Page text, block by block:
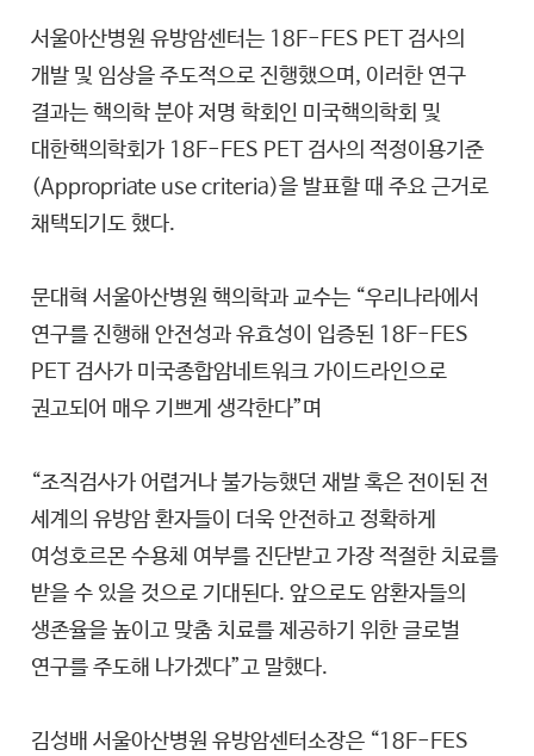
서울아산병원 유방암센터는 18F-FES PET 검사의
개발 및 임상을 주도적으로 진행했으며, 이러한 연구
결과는 핵의학 분야 저명 학회인 미국핵의학회 및
대한핵의학회가 18F-FES PET 검사의 적정이용기준
(Appropriate use criteria)을 발표할 때 주요 근거로
채택되기도 했다.
문대혁 서울아산병원 핵의학과 교수는 “우리나라에서
연구를 진행해 안전성과 유효성이 입증된 18F-FES
PET 검사가 미국종합암네트워크 가이드라인으로
권고되어 매우 기쁘게 생각한다”며
“조직검사가 어렵거나 불가능했던 재발 혹은 전이된 전
세계의 유방암 환자들이 더욱 안전하고 정확하게
여성호르몬 수용체 여부를 진단받고 가장 적절한 치료를
받을 수 있을 것으로 기대된다. 앞으로도 암환자들의
생존율을 높이고 맞춤 치료를 제공하기 위한 글로벌
연구를 주도해 나가겠다”고 말했다.
김성배 서울아산병원 유방암센터소장은 “18F-FES